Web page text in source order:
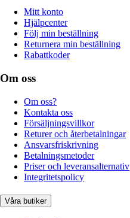
Mitt konto
Hjälpcenter
Följ min beställning
Returnera min beställning
Rabattkoder
Om oss
Om oss?
Kontakta oss
Försäljningsvillkor
Returer och återbetalningar
Ansvarsfriskrivning
Betalningsmetoder
Priser och leveransalternativ
Integritetspolicy
Våra butiker